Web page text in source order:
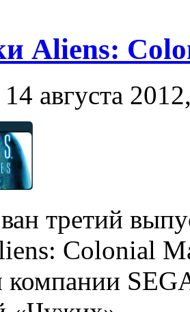
Aliens:
14 августа
третий
Colonial
компании